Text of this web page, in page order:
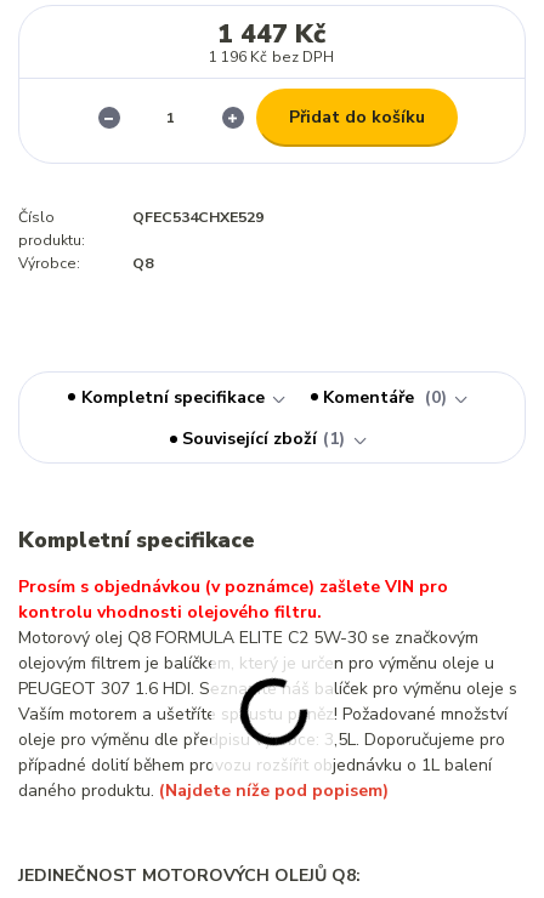
1 447 Kč
1 196 Kč bez DPH
Přidat do košíku
Číslo
produktu:
QFEC534CHXE529
Výrobce: Q8
Kompletní specifikace Komentáře
0
Související zboží
1
Kompletní specifikace
Prosím s objednávkou (v poznámce) zašlete VIN pro
kontrolu vhodnosti olejového filtru.
Motorový olej Q8 FORMULA ELITE C2 5W-30 se značkovým
olejovým filtrem je balíčkem, který je určen pro výměnu oleje u
PEUGEOT 307 1.6 HDI. Seznamte náš balíček pro výměnu oleje s
Vaším motorem a ušetříte spoustu peněz! Požadované množství
oleje pro výměnu dle předpisu výrobce: 3,5L. Doporučujeme pro
případné dolití během provozu rozšířit objednávku o 1L balení
daného produktu. (Najdete níže pod popisem)
JEDINEČNOST MOTOROVÝCH OLEJŮ Q8: